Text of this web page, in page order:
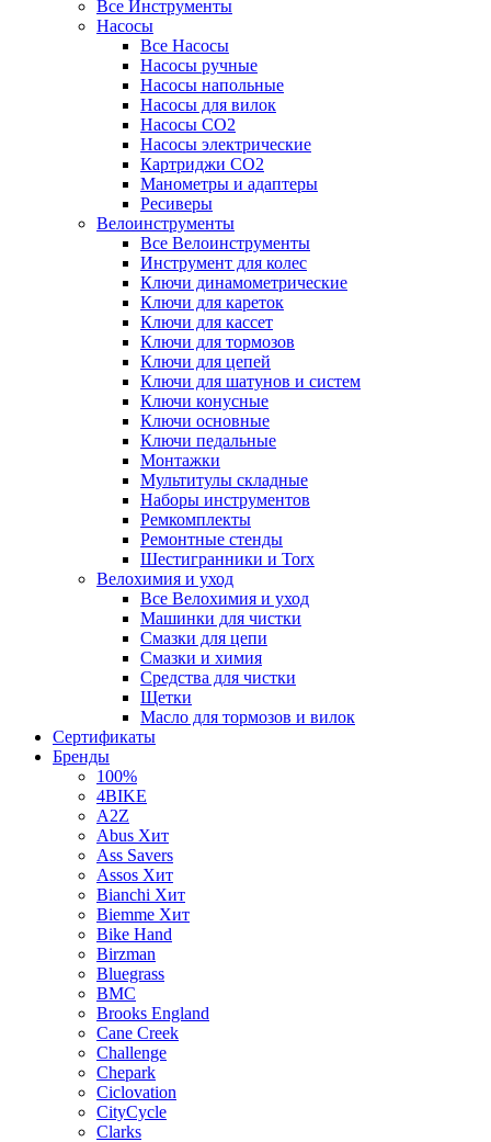
Все Инструменты
Насосы
Все Насосы
Насосы ручные
Насосы напольные
Насосы для вилок
Насосы CO2
Насосы электрические
Картриджи CO2
Манометры и адаптеры
Ресиверы
Велоинструменты
Все Велоинструменты
Инструмент для колес
Ключи динамометрические
Ключи для кареток
Ключи для кассет
Ключи для тормозов
Ключи для цепей
Ключи для шатунов и систем
Ключи конусные
Ключи основные
Ключи педальные
Монтажки
Мультитулы складные
Наборы инструментов
Ремкомплекты
Ремонтные стенды
Шестигранники и Torx
Велохимия и уход
Все Велохимия и уход
Машинки для чистки
Смазки для цепи
Смазки и химия
Средства для чистки
Щетки
Масло для тормозов и вилок
Сертификаты
Бренды
100%
4BIKE
A2Z
Abus Хит
Ass Savers
Assos Хит
Bianchi Хит
Biemme Хит
Bike Hand
Birzman
Bluegrass
BMC
Brooks England
Cane Creek
Challenge
Chepark
Ciclovation
CityCycle
Clarks